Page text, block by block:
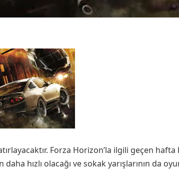
Forza Horizon’la ilgili geçen
daha hızlı olacağı ve sokak yarışlarının da